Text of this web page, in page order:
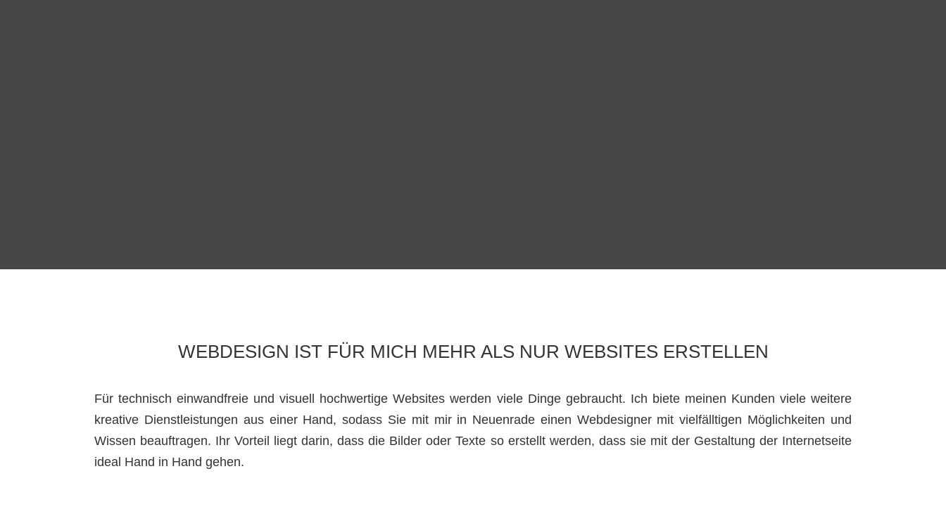
WEBDESIGN IST FÜR MICH MEHR ALS NUR WEBSITES ERSTELLEN
Für technisch einwandfreie und visuell hochwertige Websites werden viele Dinge gebraucht. Ich biete meinen Kunden viele weitere
kreative Dienstleistungen aus einer Hand, sodass Sie mit mir in Neuenrade einen Webdesigner mit vielfälltigen Möglichkeiten und
Wissen beauftragen. Ihr Vorteil liegt darin, dass die Bilder oder Texte so erstellt werden, dass sie mit der Gestaltung der Internetseite
ideal Hand in Hand gehen.